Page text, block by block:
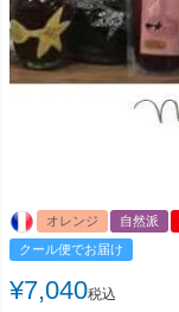
オレンジ 自然派
クール便でお届け
¥7,040税込